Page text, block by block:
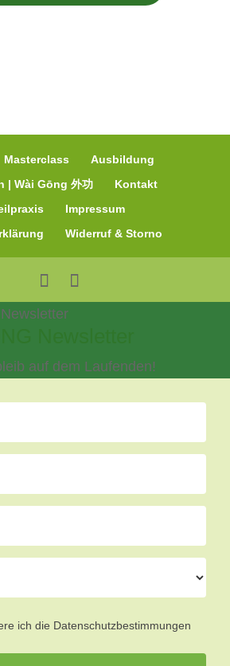
Masterclass
Ausbildung
| Wài Gōng 外功
Kontakt
Impressum
Widerruf & Storno
auf dem Laufenden!
ich die Datenschutzbestimmungen